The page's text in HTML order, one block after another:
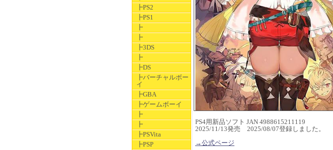
┣PS2
┣PS1
┣
┣
┣3DS
┣
┣DS
┣バーチャルボー
イ
┣GBA
┣ゲームボーイ
┣
┣
┣PSVita
┣PSP
PS4用新品ソフト JAN 4988615211119
2025/11/13発売 2025/08/07登録しました。
→公式ページ